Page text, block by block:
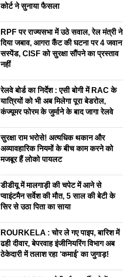
कोर्ट ने सुनाया फैसला
RPF पर राज्यसभा में उठे सवाल, रेल मंत्री ने
दिया जबाव, आगरा कैंट की घटना पर 4 जवान
सस्पेंड, CISF को सुरक्षा सौंपने का प्रस्ताव
नहीं
रेलवे बोर्ड का निर्देश : एसी बोगी में RAC के
यात्रियों को भी अब मिलेगा पूरा बेडरोल,
कंज्यूमर फोरम के जुर्माने के बाद जागा रेलवे
सुरक्षा राम भरोसे! अत्यधिक थकान और
अव्यावहारिक नियमों के बीच काम करने को
मजबूर हैं लोको पायलट
डीडीयू में मालगाड़ी की चपेट में आने से
प्वाइंटमैन सर्वेश की मौत, 5 साल की बेटी के
सिर से उठा पिता का साया
ROURKELA : चोर ले गए पाइप, बारिश में
ढही दीवार, बेपरवाह इंजीनियरिंग विभाग अब
ठेकेदारी में तलाश रहा ‘कमाई’ का जुगाड़!